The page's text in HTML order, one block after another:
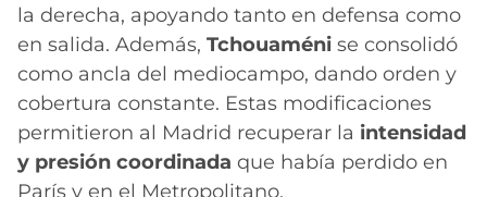
la derecha, apoyando tanto en defensa como
en salida. Además, Tchouaméni se consolidó
como ancla del mediocampo, dando orden y
cobertura constante. Estas modificaciones
permitieron al Madrid recuperar la intensidad
y presión coordinada que había perdido en
París y en el Metropolitano.